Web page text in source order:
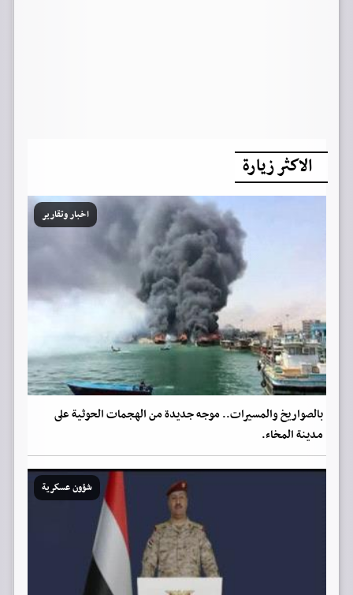
الاكثر زيارة
اخبار وتقارير
بالصواريخ والمسيرات.. موجه جديدة من الهجمات الحوثية على
مدينة المخاء.
شؤون عسكرية